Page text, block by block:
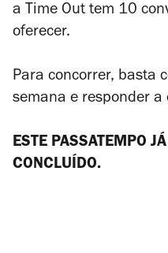
a Time Out tem 10
oferecer.
Para concorrer, basta
semana e responder a
ESTE PASSATEMPO
CONCLUÍDO.